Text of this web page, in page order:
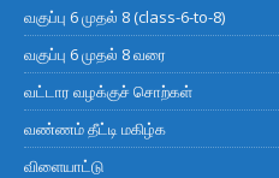
வகுப்பு 6 முதல் 8 (class-6-to-8)
வகுப்பு 6 முதல் 8 வரை
வட்டார வழக்குச் சொற்கள்
வண்ணம் தீட்டி மகிழ்க
விளையாட்டு